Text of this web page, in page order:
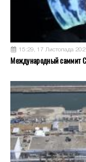
15:29, 17 Листопада
Международный саммит